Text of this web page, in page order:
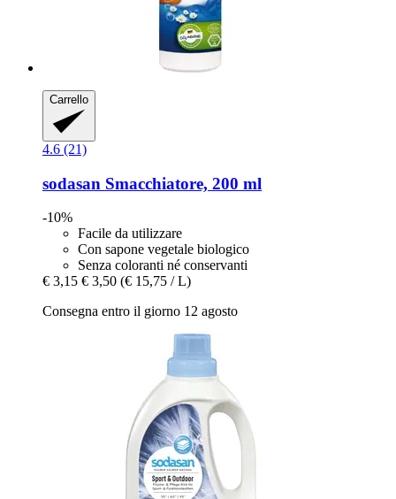
Carrello
4.6 (21)
sodasan Smacchiatore, 200 ml
-10%
Facile da utilizzare
Con sapone vegetale biologico
Senza coloranti né conservanti
€ 3,15 € 3,50 (€ 15,75 / L)
Consegna entro il giorno 12 agosto